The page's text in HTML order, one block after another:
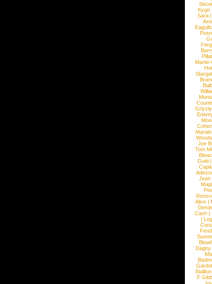
Kygo|
Sara|
Eagulls
Martin
Cohen
Woods
Joe
Tom
Gotti|
Jean
Alive|
Cash |
|
Dagny
Gardot
Stallion
F